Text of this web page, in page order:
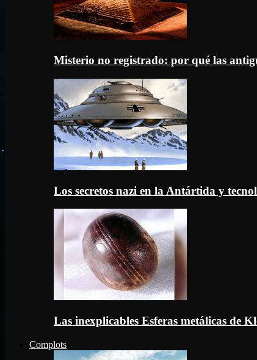
Misterio no registrado: por qué las
Los secretos nazi en la Antártida y
Las inexplicables Esferas metálicas de
Complots